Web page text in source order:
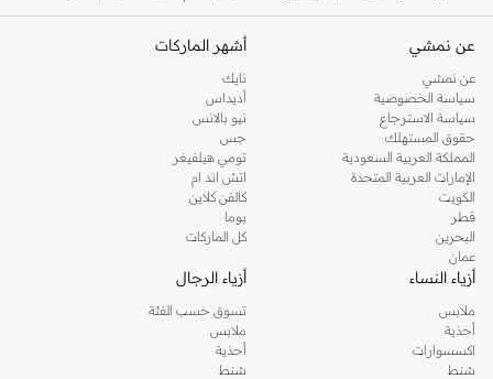
عن نمشي
عن نمشي
سياسة الخصوصية
سياسة الاسترجاع
حقوق المستهلك
المملكة العربية السعودية
الإمارات العربية المتحدة
الكويت
قطر
البحرين
عمان
أشهر الماركات
نايك
أديداس
نيو بالانس
جس
تومي هيلفيغر
اتش اند ام
كالفن كلاين
بوما
كل الماركات
أزياء النساء
ملابس
أحذية
اكسسوارات
شنط
أزياء الرجال
تسوق حسب الفئة
ملابس
أحذية
شنط